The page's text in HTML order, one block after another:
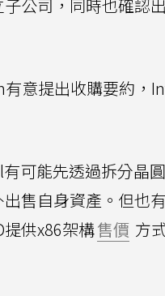
公司，同時也確認
意提出收購要約，
可能先透過拆分晶
售自身資產。但也
供x86架構售價 方